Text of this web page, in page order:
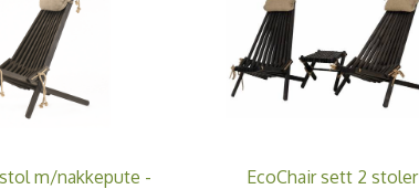
m/nakkepute -
EcoChair sett 2 stoler